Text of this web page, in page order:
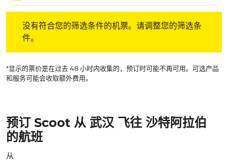
没有符合您的筛选条件的机票。请调整您的筛选条
件。
*显示的票价是在过去 48 小时内收集的，预订时可能不再可用。可选产品
和服务可能会收取额外费用。
预订 Scoot 从 武汉 飞往 沙特阿拉伯
的航班
从